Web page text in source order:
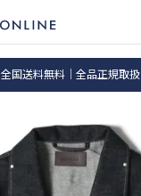
SALE ITEM 2BUY 10%OFF
全国送料無料｜全品正規取扱